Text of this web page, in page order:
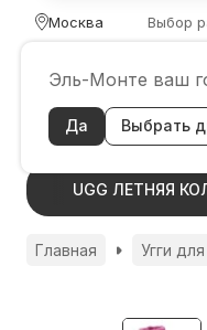
Москва
Эль-Монте ваш
Да Выбрать
Выбор
UGG ЛЕТНЯЯ
Главная Угги